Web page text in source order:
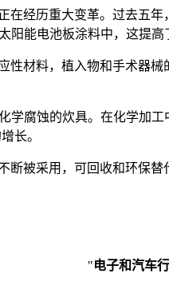
经历重大变革。过去五
阳能电池板涂料中，这提高
材料，植入物和手术器
学腐蚀的炊具。在化学加
长。
被采用，可回收和环保替
"电子和汽车